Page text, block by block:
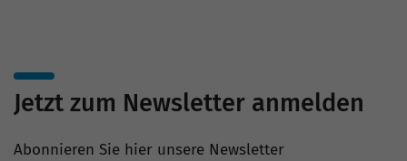
Jetzt zum Newsletter anmelden
Abonnieren Sie hier unsere Newsletter